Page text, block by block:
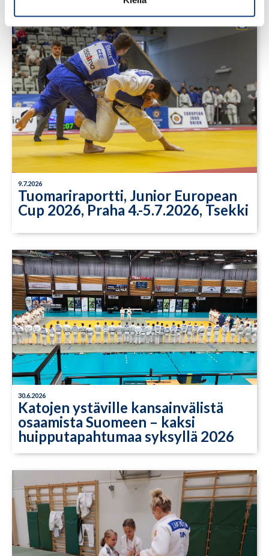
9.7.2026
Tuomariraportti, Junior European
Cup 2026, Praha 4.-5.7.2026, Tsekki
30.6.2026
Katojen ystäville kansainvälistä
osaamista Suomeen – kaksi
huipputapahtumaa syksyllä 2026